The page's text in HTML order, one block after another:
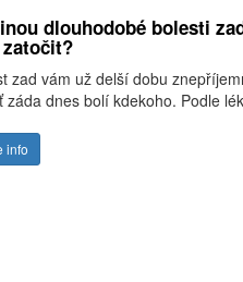
dlouhodobé bolesti
zad vám už delší dobu
záda dnes bolí kdekoho. Podle
info